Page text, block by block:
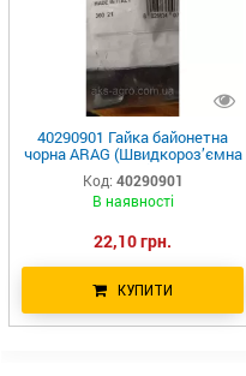
40290901 Гайка байонетна
чорна ARAG (Швидкороз’ємна
заглушка з ущільненням)
Код: 40290901
В наявності
22,10 грн.
КУПИТИ